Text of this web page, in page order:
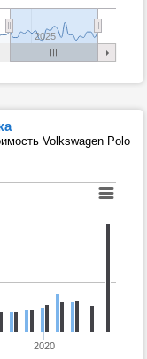
2025
Volkswagen Polo
2020